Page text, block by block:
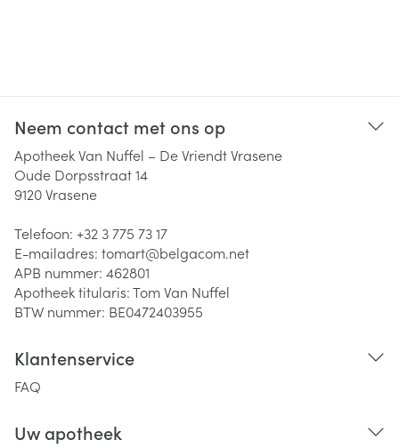
Neem contact met ons op
Apotheek Van Nuffel – De Vriendt Vrasene
Oude Dorpsstraat 14
9120Vrasene
Telefoon: +32 3 775 73 17
E-mailadres: tomart@belgacom.net
APB nummer: 462801
Apotheek titularis:Tom Van Nuffel
BTW nummer: BE0472403955
Klantenservice
FAQ
Uw apotheek